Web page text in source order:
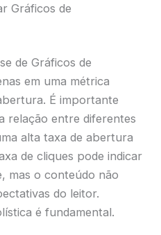
Gráficos de
de Gráficos de
em uma métrica
É importante
relação entre diferentes
alta taxa de abertura
de cliques pode indicar
mas o conteúdo não
do leitor.
é fundamental.